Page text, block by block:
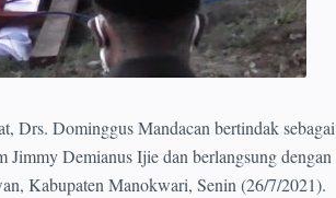
Dominggus Mandacan bertindak sebagai
Jimmy Demianus Ijie dan berlangsung dengan
Kabupaten Manokwari, Senin (26/7/2021).